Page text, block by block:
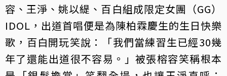
容、王淨、姚以緹、百白組成限定女團（GG）
IDOL，出道首唱便是為陳柏霖慶生的生日快樂
歌，百白開玩笑說：「我們當練習生已經30幾
年了還能出道很不容易。」被張榕容笑稱根本